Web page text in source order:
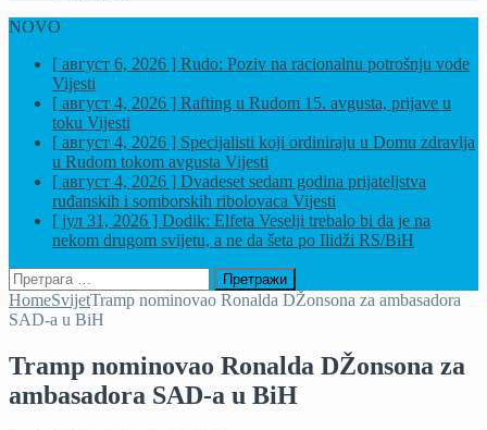
NOVO
[ август 6, 2026 ] Rudo: Poziv na racionalnu potrošnju vode
Vijesti
[ август 4, 2026 ] Rafting u Rudom 15. avgusta, prijave u
toku Vijesti
[ август 4, 2026 ] Specijalisti koji ordiniraju u Domu zdravlja
u Rudom tokom avgusta Vijesti
[ август 4, 2026 ] Dvadeset sedam godina prijateljstva
ruđanskih i somborskih ribolovaca Vijesti
[ јул 31, 2026 ] Dodik: Elfeta Veselji trebalo bi da je na
nekom drugom svijetu, a ne da šeta po Ilidži RS/BiH
Претрага
за:
HomeSvijetTramp nominovao Ronalda DŽonsona za ambasadora
SAD-a u BiH
Tramp nominovao Ronalda DŽonsona za
ambasadora SAD-a u BiH